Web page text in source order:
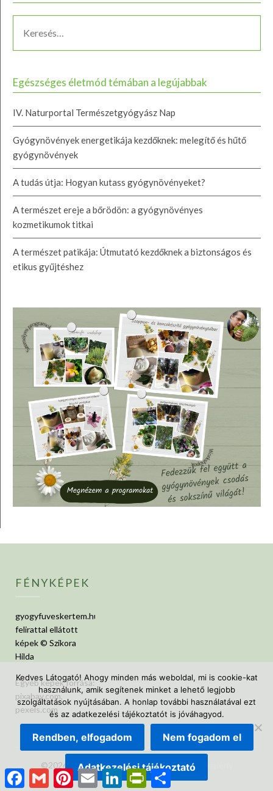
Egészséges életmód témában a legújabbak
IV. Naturportal Természetgyógyász Nap
Gyógynövények energetikája kezdőknek: melegítő és hűtő
gyógynövények
A tudás útja: Hogyan kutass gyógynövényeket?
A természet ereje a bőrödön: a gyógynövényes
kozmetikumok titkai
A természet patikája: Útmutató kezdőknek a biztonságos és
etikus gyűjtéshez
FÉNYKÉPEK
gyogyfuveskertem.hu
felirattal ellátott
képek © Szikora
Hilda
Egyéb képek forrása:
pixabay.com,
pexels.com
©2026 GyógyfüvesKertem| Design:Newspaperly
WordPress Theme
Facebook
Gmail Pinterest
Email LinkedInPrintFriendly
Ossza
meg
Kedves Látogató! Ahogy minden más weboldal, mi is cookie-kat
használunk, amik segítenek minket a lehető legjobb
szolgáltatások nyújtásában. A honlap további használatával ezt
és az adatkezelési tájékoztatót is jóváhagyod.
Rendben, elfogadom Nem fogadom el
Adatkezelési tájékoztató